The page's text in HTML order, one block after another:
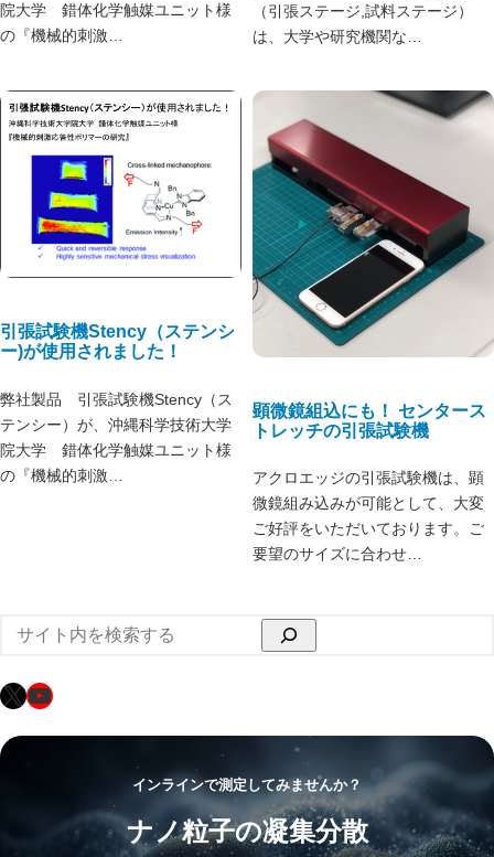
院大学 錯体化学触媒ユニット様
の『機械的刺激…
（引張ステージ,試料ステージ）
は、大学や研究機関な…
引張試験機Stency（ステンシ
ー)が使用されました！
弊社製品 引張試験機Stency（ス
テンシー）が、沖縄科学技術大学
院大学 錯体化学触媒ユニット様
の『機械的刺激…
顕微鏡組込にも！ センタース
トレッチの引張試験機
アクロエッジの引張試験機は、顕
微鏡組み込みが可能として、大変
ご好評をいただいております。ご
要望のサイズに合わせ…
検
索
X YouTube
インラインで測定してみませんか？
ナノ粒子の凝集分散